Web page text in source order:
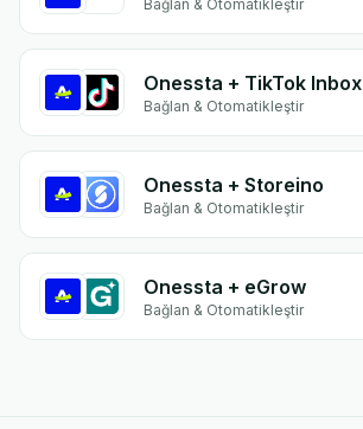
Bağlan & Otomatikleştir
Onessta + TikTok Inbox
Bağlan & Otomatikleştir
Onessta + Storeino
Bağlan & Otomatikleştir
Onessta + eGrow
Bağlan & Otomatikleştir